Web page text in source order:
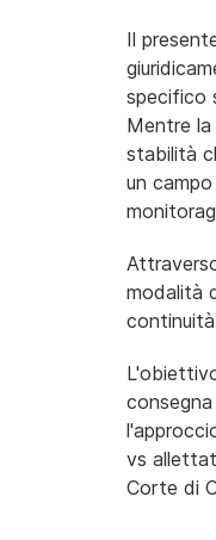
Il
specifico
Mentre
stabilità
un
modalità
vs
Corte di